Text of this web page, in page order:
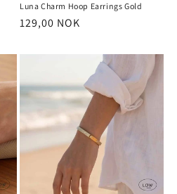
Luna Charm Hoop Earrings Gold
Vanlig
129,00 NOK